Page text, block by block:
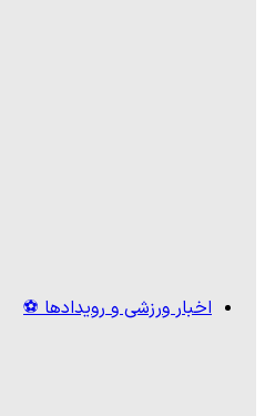
اخبار ورزشی و رویدادها ⚽